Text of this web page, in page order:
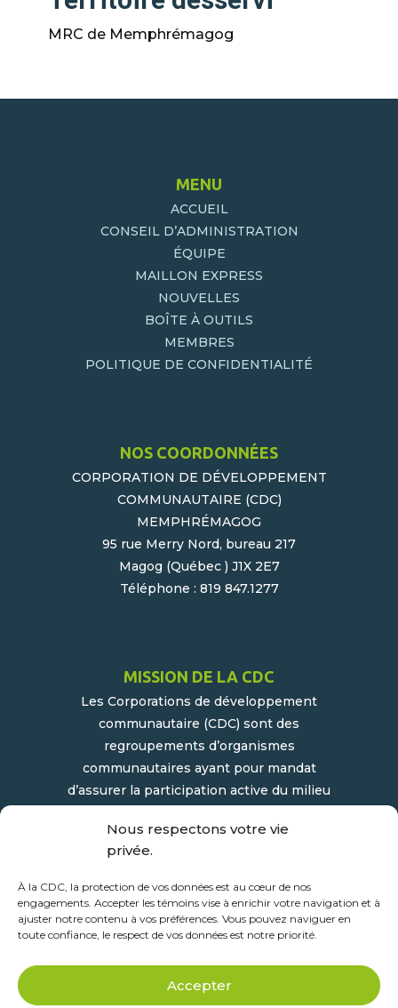
Nous respectons votre vie
privée.
À la CDC, la protection de vos données est au cœur de nos
engagements. Accepter les témoins vise à enrichir votre navigation et à
ajuster notre contenu à vos préférences. Vous pouvez naviguer en
toute confiance, le respect de vos données est notre priorité.
Accepter
MRC de Memphrémagog
MENU
ACCUEIL
CONSEIL D’ADMINISTRATION
ÉQUIPE
MAILLON EXPRESS
NOUVELLES
BOÎTE À OUTILS
MEMBRES
POLITIQUE DE CONFIDENTIALITÉ
NOS COORDONNÉES
CORPORATION DE DÉVELOPPEMENT
COMMUNAUTAIRE (CDC)
MEMPHRÉMAGOG
95 rue Merry Nord, bureau 217
Magog (Québec ) J1X 2E7
Téléphone : 819 847.1277
MISSION DE LA CDC
Les Corporations de développement
communautaire (CDC) sont des
regroupements d’organismes
communautaires ayant pour mandat
d’assurer la participation active du milieu
développement socioéconomique de leur